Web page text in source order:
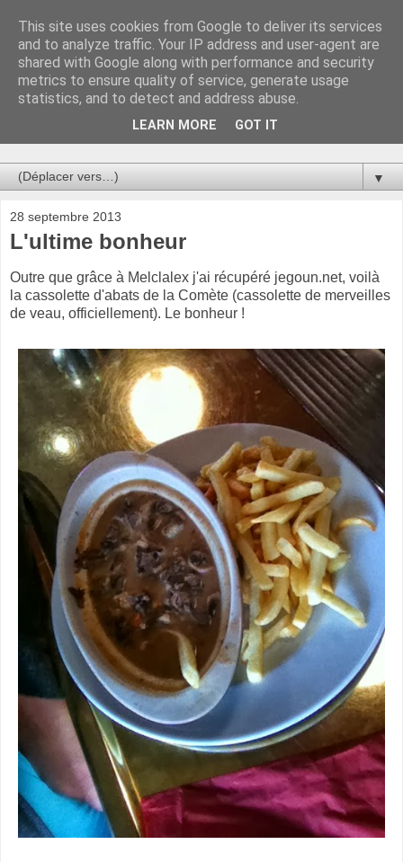
Au bistro !
La connerie étant le seul chemin susceptible de nous faire
entrevoir une parcelle de vérité, utilisons la par des moyens
de communication efficaces. Le temps qu'on remplisse nos
▼
28 septembre 2013
L'ultime bonheur
Outre que grâce à Melclalex j'ai récupéré jegoun.net, voilà
la cassolette d'abats de la Comète (cassolette de merveilles
de veau, officiellement). Le bonheur !
This site uses cookies from Google to deliver its services
and to analyze traffic. Your IP address and user-agent are
shared with Google along with performance and security
metrics to ensure quality of service, generate usage
statistics, and to detect and address abuse.
LEARN MORE GOT IT